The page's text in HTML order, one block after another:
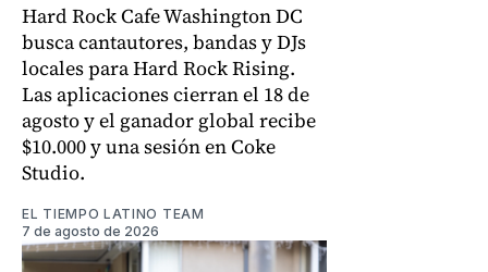
Hard Rock Cafe Washington DC
busca cantautores, bandas y DJs
locales para Hard Rock Rising.
Las aplicaciones cierran el 18 de
agosto y el ganador global recibe
$10.000 y una sesión en Coke
Studio.
EL TIEMPO LATINO TEAM
7 de agosto de 2026